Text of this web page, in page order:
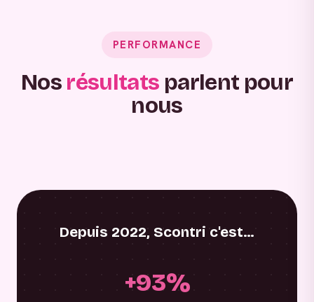
PERFORMANCE
Nos résultats parlent pour
nous
Depuis 2022, Scontri c'est…
+93%